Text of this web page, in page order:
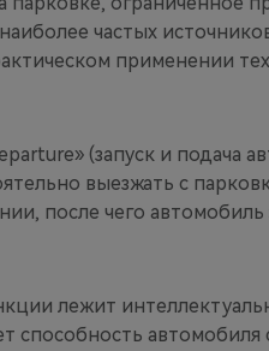
частых
применении
(запуск и подача
выезжать с
после чего автомобиль
лежит
способность